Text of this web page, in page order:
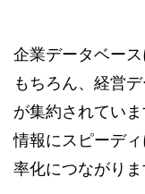
企業データベー
もちろん、経営
が集約されてい
情報にスピーデ
率化につながりま